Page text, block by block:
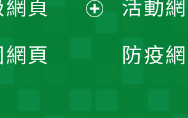
選
開
頁
頁
活動
防疫